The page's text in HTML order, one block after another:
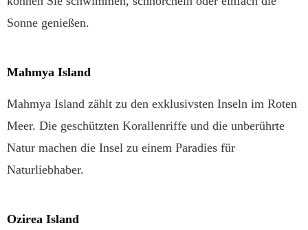
Sonne genießen.
Mahmya Island
Mahmya Island zählt zu den exklusivsten Inseln im Roten
Meer. Die geschützten Korallenriffe und die unberührte
Natur machen die Insel zu einem Paradies für
Naturliebhaber.
Ozirea Island